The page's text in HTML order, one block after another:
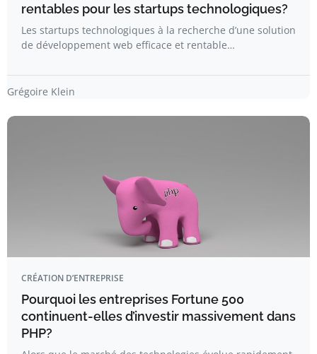
rentables pour les startups technologiques?
Les startups technologiques à la recherche d’une solution
de développement web efficace et rentable…
Grégoire Klein
CRÉATION D’ENTREPRISE
Pourquoi les entreprises Fortune 500
continuent-elles d’investir massivement dans
PHP?